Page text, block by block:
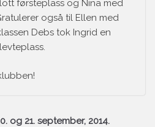
førsteplass og Nina med
også til Ellen med
Debs tok Ingrid en
og 21. september, 2014.